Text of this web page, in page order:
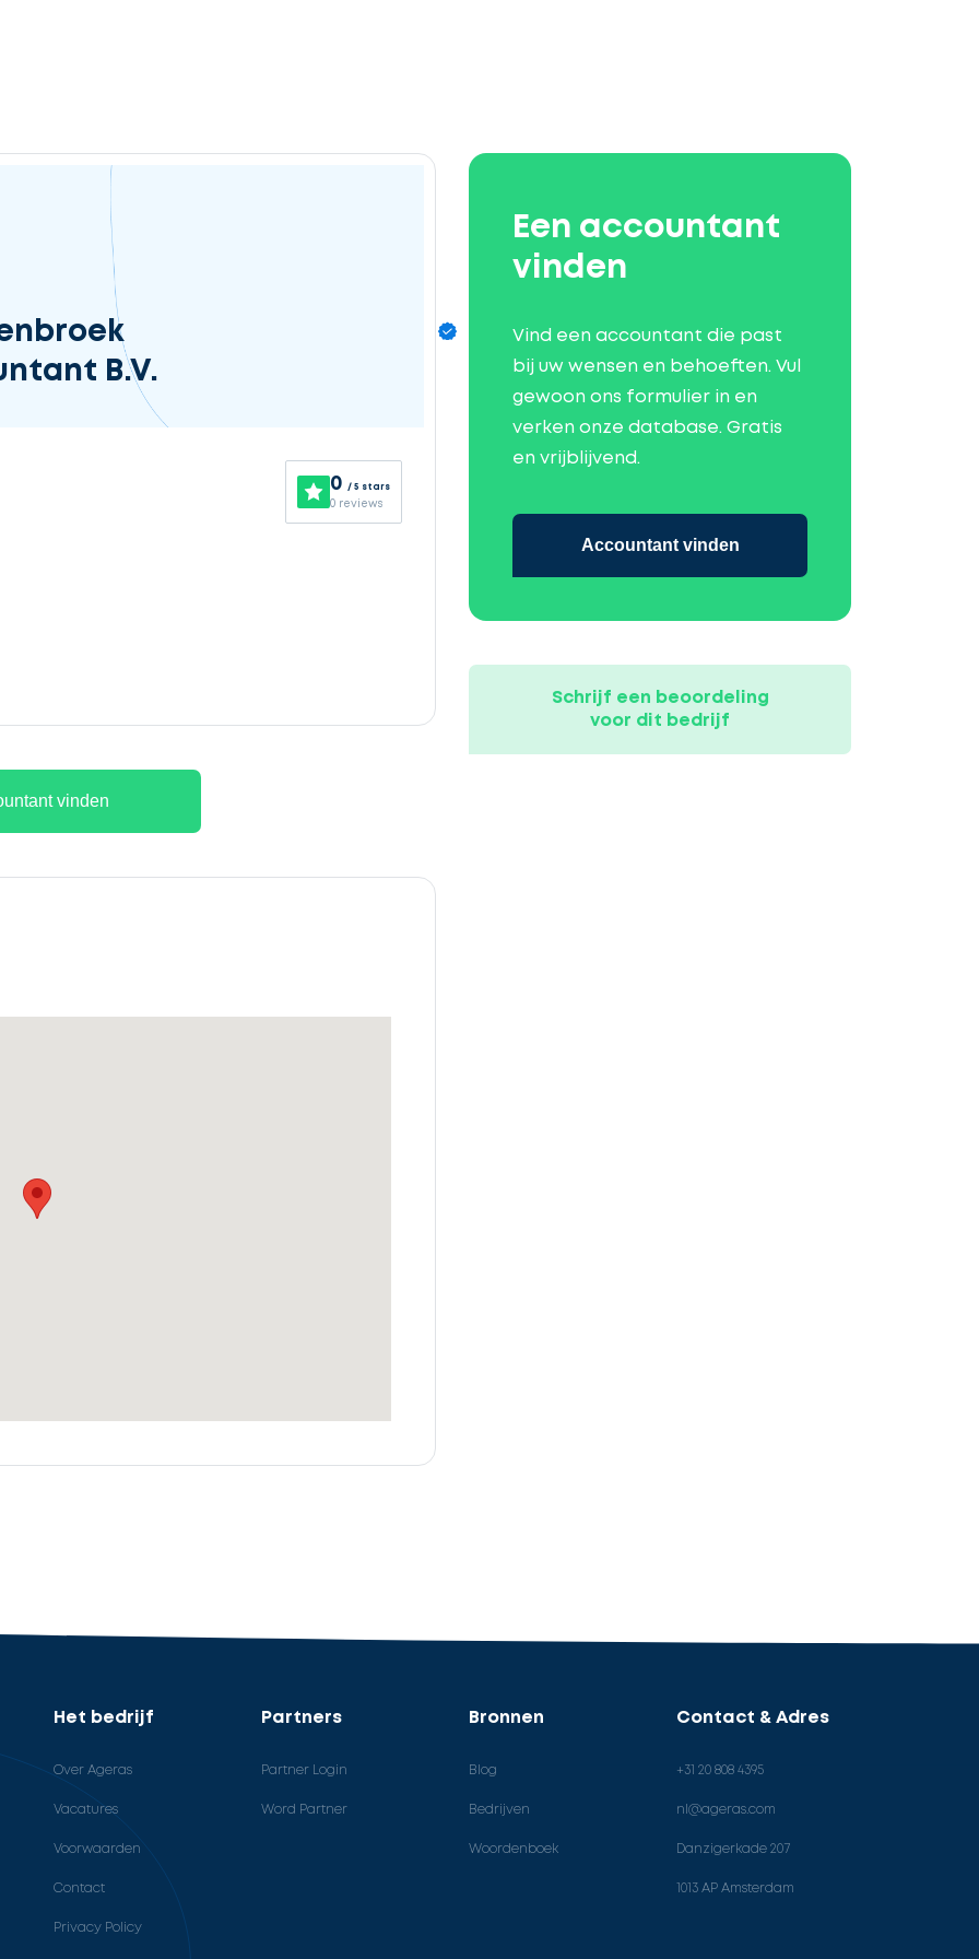
B.V.
0 / 5 stars
0 reviews
vinden
Een accountant
vinden
Vind een accountant die past
bij uw wensen en behoeften. Vul
gewoon ons formulier in en
verken onze database. Gratis
en vrijblijvend.
Accountant vinden
Schrijf een beoordeling
voor dit bedrijf
Het bedrijf
Over Ageras
Vacatures
Voorwaarden
Contact
Privacy Policy
Partners
Partner Login
Word Partner
Bronnen
Blog
Bedrijven
Woordenboek
Contact & Adres
+31 20 808 4395
nl@ageras.com
Danzigerkade 207
1013 AP Amsterdam